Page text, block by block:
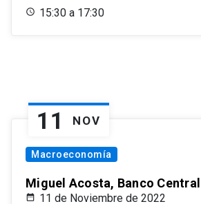
15:30 a 17:30
11 NOV
Macroeconomía
Miguel Acosta, Banco
11 de Noviembre de 2022